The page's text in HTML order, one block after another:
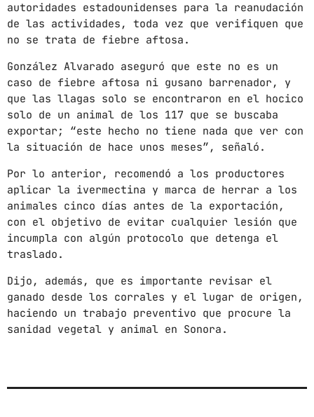
septiembre 2024
agosto 2024
julio 2024
junio 2024
mayo 2024
abril 2024
marzo 2024
febrero 2024
CATEGORÍAS
Blog
Gobierno de Hermosillo
Hermosillo
autoridades estadounidenses para la reanudación
de las actividades, toda vez que verifiquen que
no se trata de fiebre aftosa.
González Alvarado aseguró que este no es un
caso de fiebre aftosa ni gusano barrenador, y
que las llagas solo se encontraron en el hocico
solo de un animal de los 117 que se buscaba
exportar; “este hecho no tiene nada que ver con
la situación de hace unos meses”, señaló.
Por lo anterior, recomendó a los productores
aplicar la ivermectina y marca de herrar a los
animales cinco días antes de la exportación,
con el objetivo de evitar cualquier lesión que
incumpla con algún protocolo que detenga el
traslado.
Dijo, además, que es importante revisar el
ganado desde los corrales y el lugar de origen,
haciendo un trabajo preventivo que procure la
sanidad vegetal y animal en Sonora.